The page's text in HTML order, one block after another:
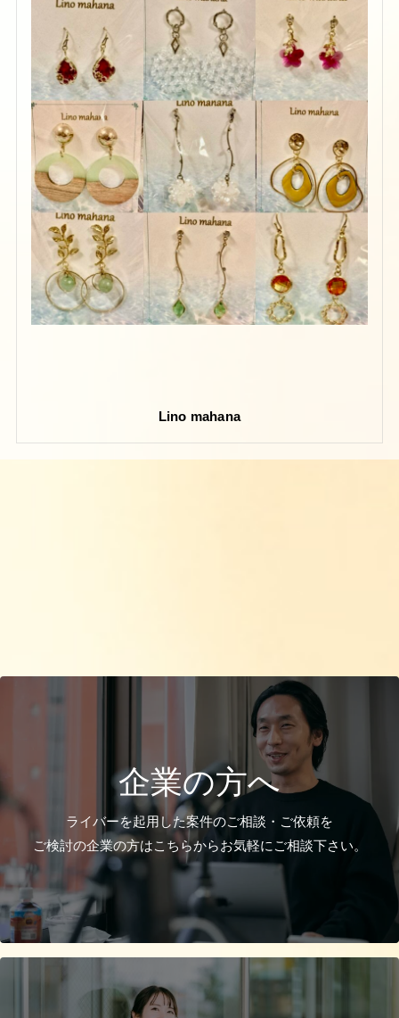
Lino mahana
企業の方へ
ライバーを起用した案件のご相談・ご依頼を
ご検討の企業の方はこちらからお気軽にご相談下さい。